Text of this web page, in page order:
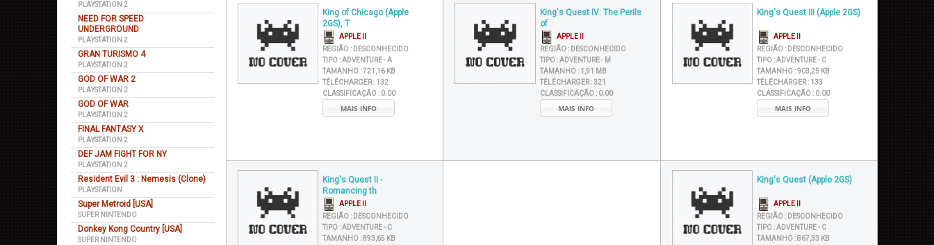
PLAYSTATION 2
NEED FOR SPEED
UNDERGROUND
PLAYSTATION 2
GRAN TURISMO 4
PLAYSTATION 2
GOD OF WAR 2
PLAYSTATION 2
GOD OF WAR
PLAYSTATION 2
FINAL FANTASY X
PLAYSTATION 2
DEF JAM FIGHT FOR NY
PLAYSTATION 2
Resident Evil 3 : Nemesis (Clone)
PLAYSTATION
Super Metroid [USA]
SUPER NINTENDO
Donkey Kong Country [USA]
SUPER NINTENDO
King of Chicago (Apple
2GS), T
APPLE II
REGIÃO : DESCONHECIDO
TIPO :ADVENTURE - A
TAMANHO :721,16 KB
TÉLÉCHARGER : 132
CLASSIFICAÇÃO : 0.00
MAIS INFO
King's Quest IV: The Perils
of
APPLE II
REGIÃO : DESCONHECIDO
TIPO :ADVENTURE - M
TAMANHO : 1,91 MB
TÉLÉCHARGER :321
CLASSIFICAÇÃO : 0.00
MAIS INFO
King's Quest III (Apple 2GS)
APPLE II
REGIÃO : DESCONHECIDO
TIPO :ADVENTURE - C
TAMANHO :903,25 KB
TÉLÉCHARGER : 133
CLASSIFICAÇÃO : 0.00
MAIS INFO
King's Quest II -
Romancing th
APPLE II
REGIÃO : DESCONHECIDO
TIPO :ADVENTURE - C
TAMANHO :893,65 KB
King's Quest (Apple 2GS)
APPLE II
REGIÃO : DESCONHECIDO
TIPO :ADVENTURE - C
TAMANHO :867,33 KB